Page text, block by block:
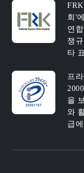
회'
연
쟁
타
프
을
와
급